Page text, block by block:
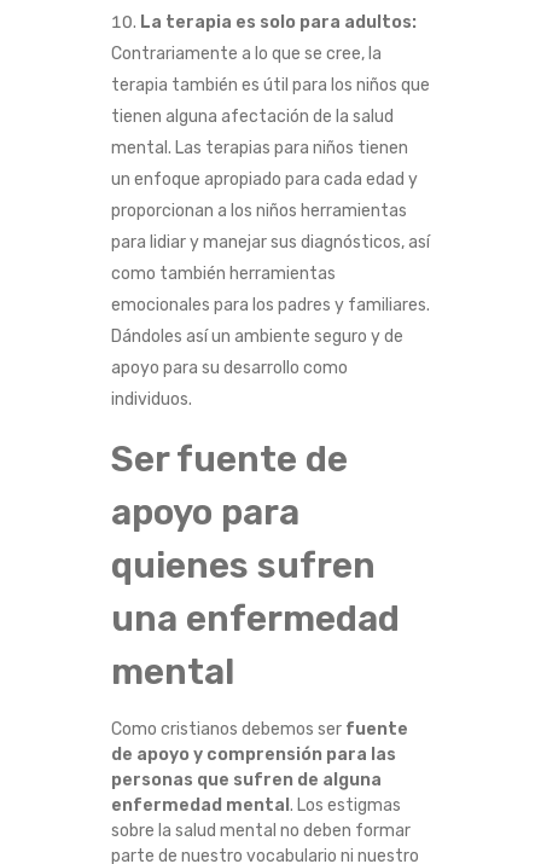
La terapia es solo para adultos:
Contrariamente a lo que se cree, la
terapia también es útil para los niños que
tienen alguna afectación de la salud
mental. Las terapias para niños tienen
un enfoque apropiado para cada edad y
proporcionan a los niños herramientas
para lidiar y manejar sus diagnósticos, así
como también herramientas
emocionales para los padres y familiares.
Dándoles así un ambiente seguro y de
apoyo para su desarrollo como
individuos.
Ser fuente de
apoyo para
quienes sufren
una enfermedad
mental
Como cristianos debemos serfuente
de apoyo y comprensión para las
personas que sufren de alguna
enfermedad mental . Los estigmas
sobre la salud mental no deben formar
parte de nuestro vocabulario ni nuestro